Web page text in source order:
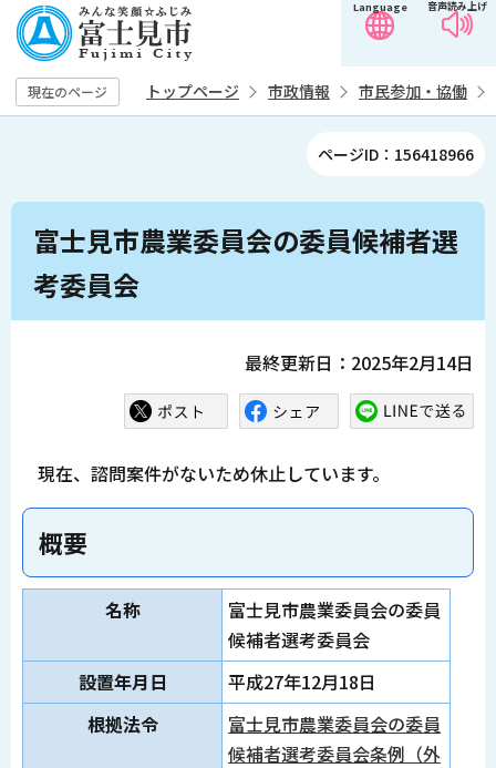
の
ペ
ー
音声読み上げ
Language
現在のページ トップページ 市政情報 市民参加・協働
ページID：156418966
本
か
富士見市農業委員会の委員候補者選
考委員会
最終更新日：2025年2月14日
現在、諮問案件がないため休止しています。
概要
名称
富士見市農業委員会の委員
候補者選考委員会
設置年月日
平成27年12月18日
根拠法令
富士見市農業委員会の委員
候補者選考委員会条例（外